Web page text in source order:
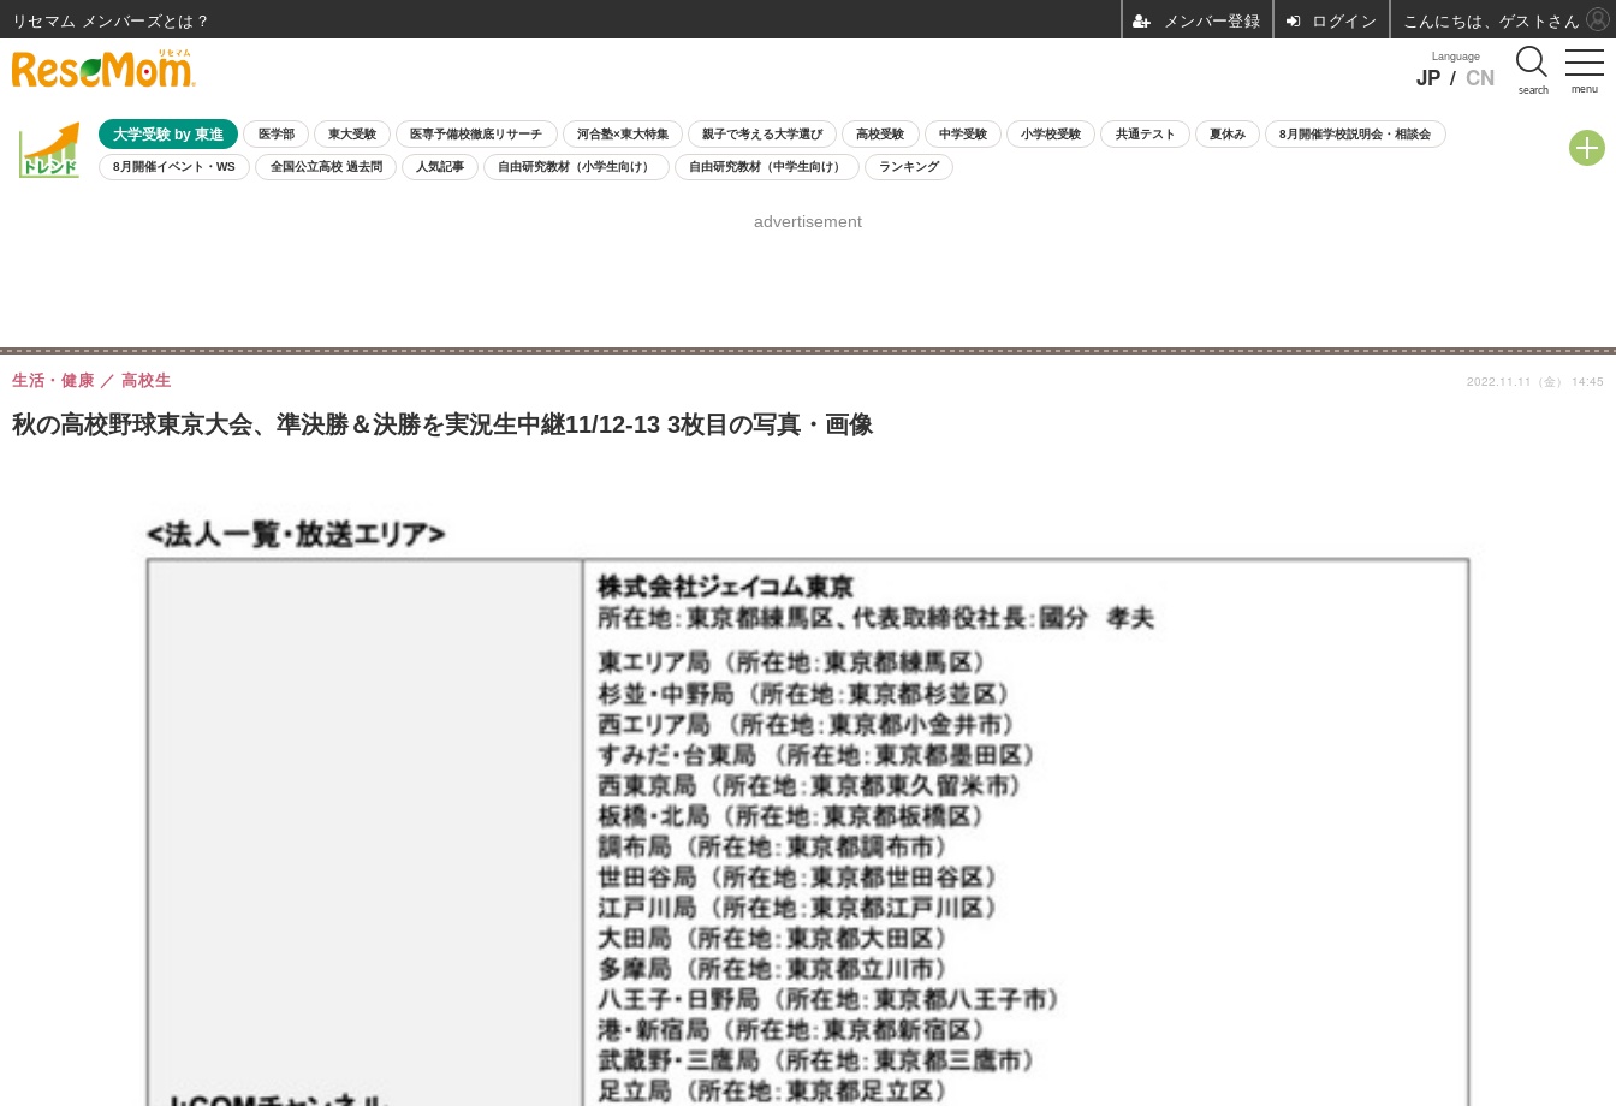
menu
Language
JP / CN search
大学受験 by 東進 医学部 東大受験 医専予備校徹底リサーチ 河合塾×東大特集 親子で考える大学選び 高校受験 中学受験 小学校受験 共通テスト 夏休み 8月開催学校説明会・相談会
8月開催イベント・WS 全国公立高校 過去問 人気記事 自由研究教材（小学生向け） 自由研究教材（中学生向け） ランキング
advertisement
秋の高校野球東京大会、準決勝＆決勝を実況生中継11/12-13 3枚目の写真・画像
生活・健康 高校生 2022.11.11（金） 14:45
リセマム メンバーズ ログイン こんにちは、ゲストさん